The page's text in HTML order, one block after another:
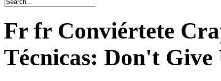
Fr fr Conviértete
Técnicas: Don't Give